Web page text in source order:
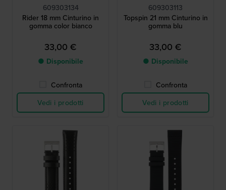
609303134
Rider 18 mm Cinturino in
gomma color bianco
33,00 €
● Disponibile
Confronta
Vedi i prodotti
609303113
Topspin 21 mm Cinturino in
gomma blu
33,00 €
● Disponibile
Confronta
Vedi i prodotti